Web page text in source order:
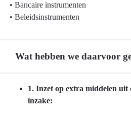
• Bancaire instrumenten
• Beleidsinstrumenten
Wat hebben we daarvoor
1. Inzet op extra middelen uit
inzake: